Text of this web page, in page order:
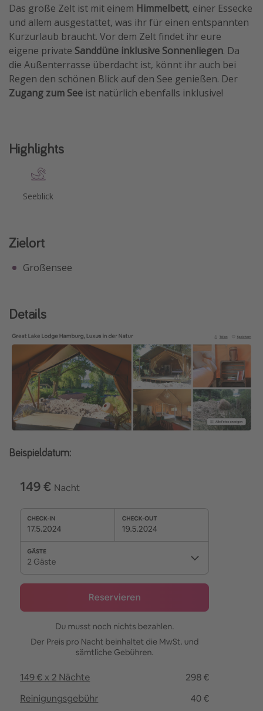
Das große Zelt ist mit einem Himmelbett, einer Essecke
und allem ausgestattet, was ihr für einen entspannten
Kurzurlaub braucht. Vor dem Zelt findet ihr eure
eigene private Sanddüne inklusive Sonnenliegen. Da
die Außenterrasse überdacht ist, könnt ihr auch bei
Regen den schönen Blick auf den See genießen. Der
Zugang zum See ist natürlich ebenfalls inklusive!
Highlights
Seeblick
Zielort
Großensee
Details
Beispieldatum: